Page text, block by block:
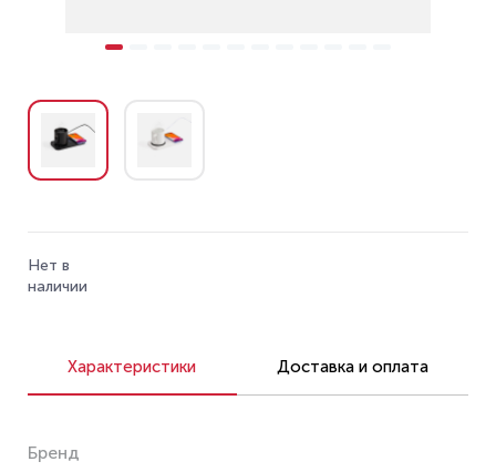
Нет в
наличии
Характеристики Доставка и оплата
Бренд